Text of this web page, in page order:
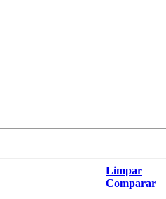
Limpar
Comparar